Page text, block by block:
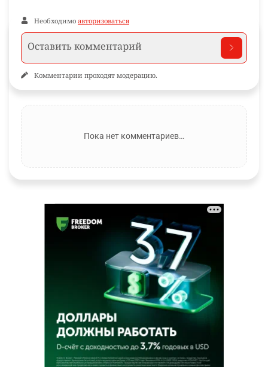
Необходимо авторизоваться
Комментарии проходят модерацию.
Пока нет комментариев…